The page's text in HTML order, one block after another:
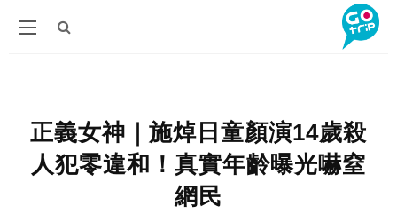
正義女神｜施焯日童顏演14歲殺
人犯零違和！真實年齡曝光嚇窒
網民